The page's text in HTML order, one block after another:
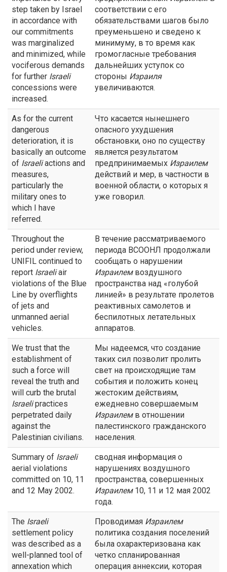
step taken by Israel
in accordance with
our commitments
was marginalized
and minimized, while
vociferous demands
for further Israeli
concessions were
increased.
соответствии с его
обязательствами шагов было
преуменьшено и сведено к
минимуму, в то время как
громогласные требования
дальнейших уступок со
стороны Израиля
увеличиваются.
As for the current
dangerous
deterioration, it is
basically an outcome
of Israeliactions and
measures,
particularly the
military ones to
which I have
referred.
Что касается нынешнего
опасного ухудшения
обстановки, оно по существу
является результатом
предпринимаемых Израилем
действий и мер, в частности в
военной области, о которых я
уже говорил.
Throughout the
period under review,
UNIFIL continued to
report Israeliair
violations of the Blue
Line by overflights
of jets and
unmanned aerial
vehicles.
В течение рассматриваемого
периода ВСООНЛ продолжали
сообщать о нарушении
Израилемвоздушного
пространства над «голубой
линией» в результате пролетов
реактивных самолетов и
беспилотных летательных
аппаратов.
We trust that the
establishment of
such a force will
reveal the truth and
will curb the brutal
Israelipractices
perpetrated daily
against the
Palestinian civilians.
Мы надеемся, что создание
таких сил позволит пролить
свет на происходящие там
события и положить конец
жестоким действиям,
ежедневно совершаемым
Израилемв отношении
палестинского гражданского
населения.
Summary of Israeli
aerial violations
committed on 10, 11
and 12 May 2002.
сводная информация о
нарушениях воздушного
пространства, совершенных
Израилем10, 11 и 12 мая 2002
года.
The Israeli
settlement policy
was described as a
well-planned tool of
annexation which
Проводимая Израилем
политика создания поселений
была охарактеризована как
четко спланированная
операция аннексии, которая